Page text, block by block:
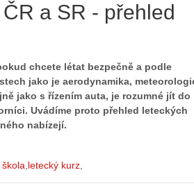
a SR - přehled
chcete létat bezpečně a podle
jako je aerodynamika,
jako s řízením auta, je rozumné jít do
Uvádíme proto přehled leteckých
nabízejí.
letecký kurz